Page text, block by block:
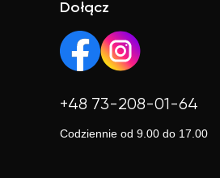
Dołącz
+48 73-208-01-64
Codziennie od 9.00 do 17.00